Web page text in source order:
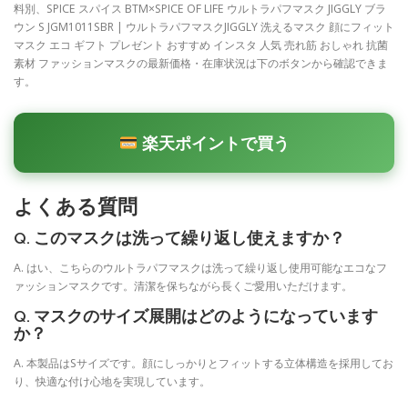
料別、SPICE スパイス BTM×SPICE OF LIFE ウルトラパフマスク JIGGLY ブラ
ウン S JGM1011SBR | ウルトラパフマスクJIGGLY 洗えるマスク 顔にフィット
マスク エコ ギフト プレゼント おすすめ インスタ 人気 売れ筋 おしゃれ 抗菌
素材 ファッションマスクの最新価格・在庫状況は下のボタンから確認できま
す。
楽天ポイントで買う
よくある質問
Q. このマスクは洗って繰り返し使えますか？
A. はい、こちらのウルトラパフマスクは洗って繰り返し使用可能なエコなフ
ァッションマスクです。清潔を保ちながら長くご愛用いただけます。
Q. マスクのサイズ展開はどのようになっています
か？
A. 本製品はSサイズです。顔にしっかりとフィットする立体構造を採用してお
り、快適な付け心地を実現しています。